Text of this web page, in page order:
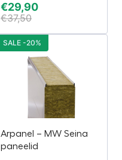
€29,90
€37,50
Arpanel – MW Seina
paneelid
SALE -20%